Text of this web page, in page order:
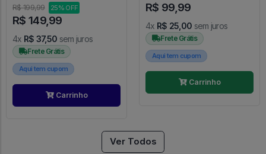
R$ 199,99 25% OFF
R$ 149,99
4x R$ 37,50 sem juros
Frete Grátis
Aqui tem cupom
Carrinho
R$ 99,99
4x R$ 25,00 sem juros
Frete Grátis
Aqui tem cupom
Carrinho
Ver Todos